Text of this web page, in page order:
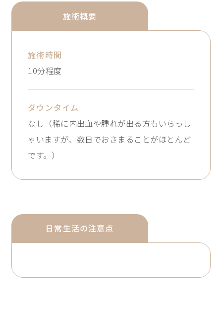
施術概要
施術時間
10分程度
ダウンタイム
なし（稀に内出血や腫れが出る方もいらっし
ゃいますが、数日でおさまることがほとんど
です。）
日常生活の注意点